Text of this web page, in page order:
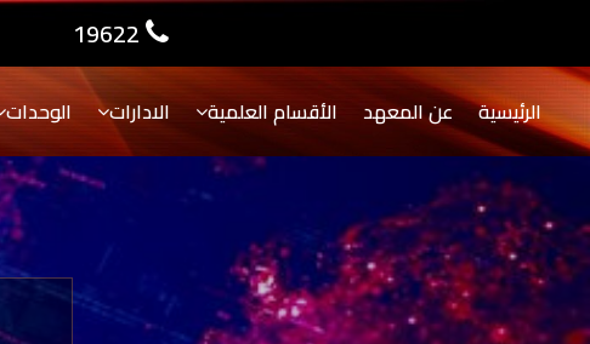
19622
الرئيسية عن المعهد الأقسام العلمية الادارات الوحدات